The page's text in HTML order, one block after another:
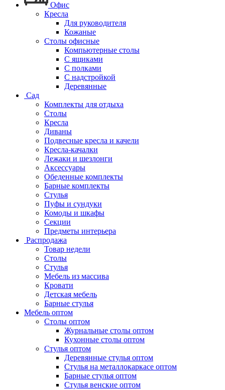
Офис
Кресла
Для руководителя
Кожаные
Столы офисные
Компьютерные столы
С ящиками
С полками
С надстройкой
Деревянные
Сад
Комплекты для отдыха
Столы
Кресла
Диваны
Подвесные кресла и качели
Кресла-качалки
Лежаки и шезлонги
Аксессуары
Обеденные комплекты
Барные комплекты
Стулья
Пуфы и сундуки
Комоды и шкафы
Секции
Предметы интерьера
Распродажа
Товар недели
Столы
Стулья
Мебель из массива
Кровати
Детская мебель
Барные стулья
Мебель оптом
Столы оптом
Журнальные столы оптом
Кухонные столы оптом
Стулья оптом
Деревянные стулья оптом
Стулья на металлокаркасе оптом
Барные стулья оптом
Стулья венские оптом